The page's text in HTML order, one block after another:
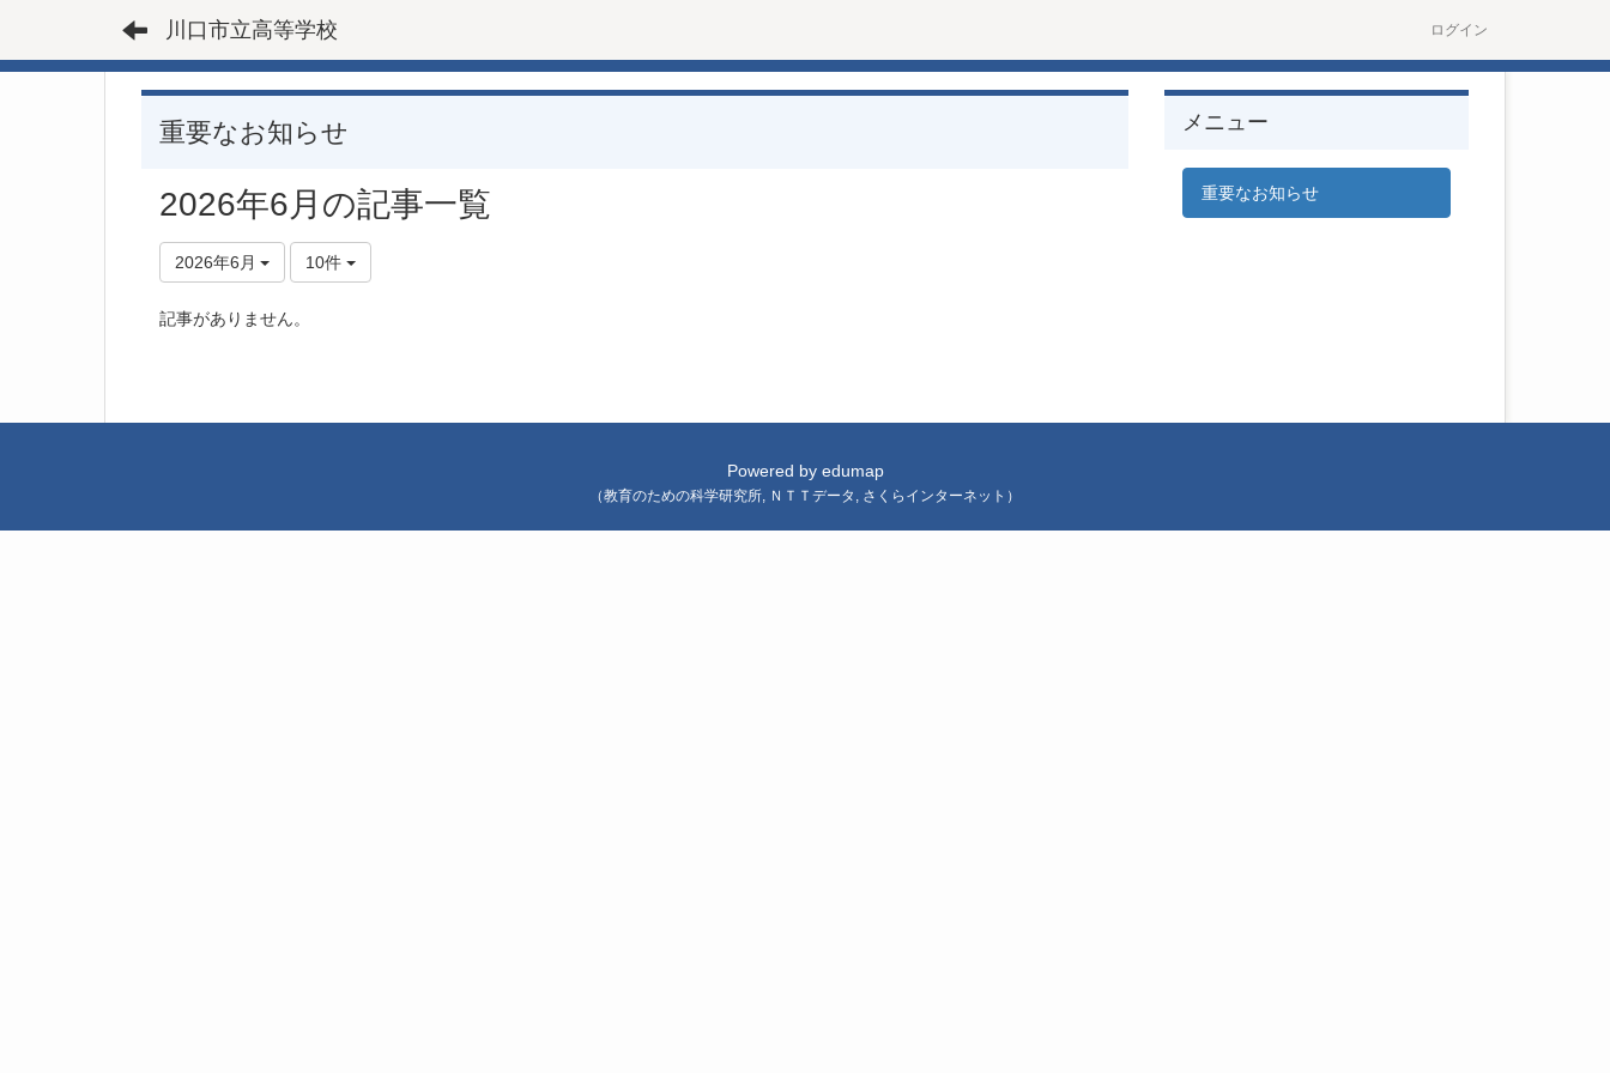
川口市立高等学校 ログイン
重要なお知らせ
2026年6月の記事一覧
2026年6月 10件
記事がありません。
メニュー
重要なお知らせ
Powered by edumap
（教育のための科学研究所, ＮＴＴデータ , さくらインターネット ）